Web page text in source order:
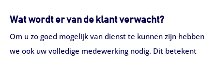
Wat wordt er van de klant verwacht?
Om u zo goed mogelijk van dienst te kunnen zijn hebben
we ook uw volledige medewerking nodig. Dit betekent